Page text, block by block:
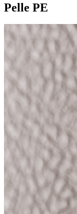
Pelle PE